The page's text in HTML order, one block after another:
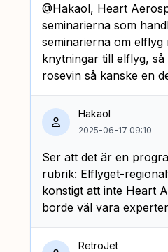
@Hakaol, Heart
seminarierna som
seminarierna om
knytningar till elflyg,
rosevin så kanske en
Hakaol
2025-06-17 09:10
Ser att det är en
rubrik: Elflyget-
konstigt att inte Heart
borde väl vara
RetroJet